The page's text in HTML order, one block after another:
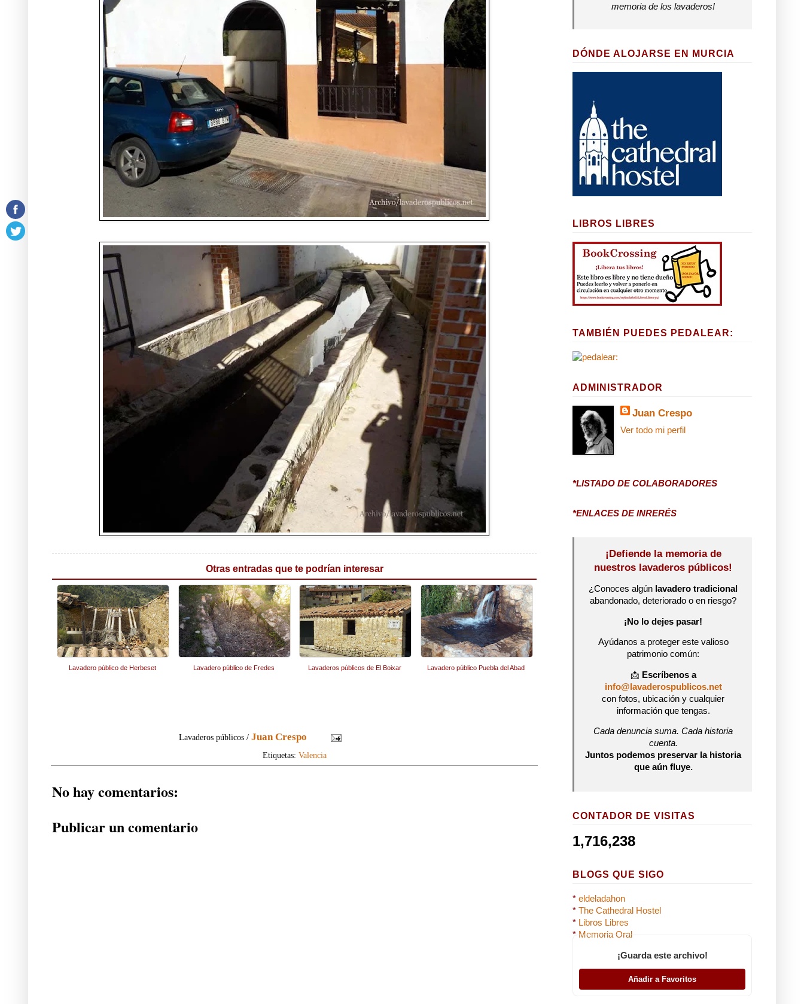
Otras entradas que te podrían interesar
Lavadero público de Herbeset Lavadero público de Fredes Lavaderos públicos de El Boixar Lavadero público Puebla del Abad
Lavaderos públicos /Juan Crespo
Etiquetas: Valencia
No hay comentarios:
Publicar un comentario
memoria de los lavaderos!
DÓNDE ALOJARSE EN MURCIA
LIBROS LIBRES
TAMBIÉN PUEDES PEDALEAR:
ADMINISTRADOR
Juan Crespo
Ver todo mi perfil
*LISTADO DE COLABORADORES
*ENLACES DE INRERÉS
¡Defiende la memoria de
nuestros lavaderos públicos!
¿Conoces algún lavadero tradicional
abandonado, deteriorado o en riesgo?
¡No lo dejes pasar!
Ayúdanos a proteger este valioso
patrimonio común:
📩 Escríbenos a
info@lavaderospublicos.net
con fotos, ubicación y cualquier
información que tengas.
Cada denuncia suma. Cada historia
cuenta.
Juntos podemos preservar la historia
que aún fluye.
CONTADOR DE VISITAS
1,716,238
BLOGS QUE SIGO
* eldeladahon
* The Cathedral Hostel
* Libros Libres
* Memoria Oral
¡Guarda este archivo!
Añadir a Favoritos